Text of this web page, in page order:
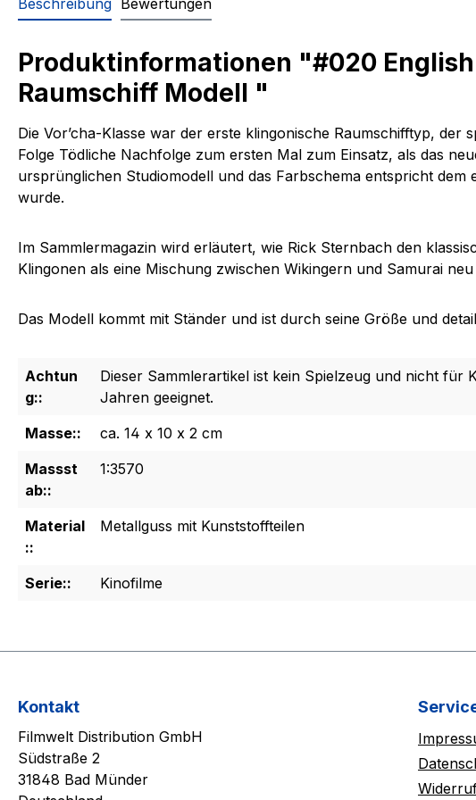
Beschreibung Bewertungen
Produktinformationen "#020
Raumschiff Modell "
Die Vor’cha-Klasse war der erste klingonische Raumschifftyp,
Folge Tödliche Nachfolge zum ersten Mal zum Einsatz, als das
ursprünglichen Studiomodell und das Farbschema entspricht
wurde.
Im Sammlermagazin wird erläutert, wie Rick Sternbach den
Klingonen als eine Mischung zwischen Wikingern und Samurai
Das Modell kommt mit Ständer und ist durch seine Größe und
Achtun
g::
Dieser Sammlerartikel ist kein Spielzeug und nicht für
Jahren geeignet.
Masse::
ca. 14 x 10 x 2 cm
Massst
ab::
1:3570
Material
::
Metallguss mit Kunststoffteilen
Serie:: Kinofilme
Kontakt
Filmwelt Distribution GmbH
Südstraße 2
31848 Bad Münder